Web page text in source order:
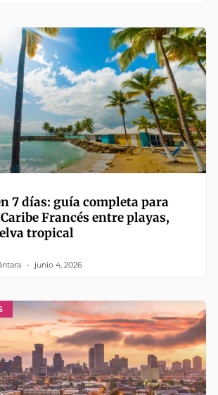
7 días: guía completa para
Francés entre playas,
tropical
junio 4, 2026